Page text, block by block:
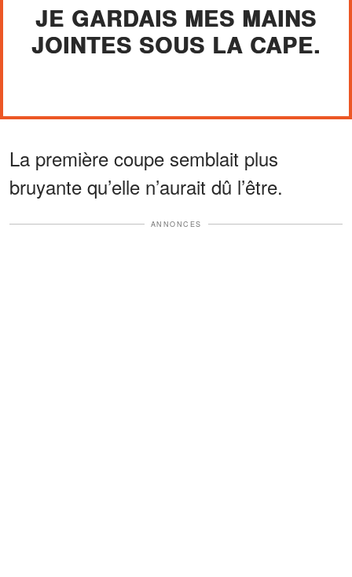
JE GARDAIS MES MAINS
JOINTES SOUS LA CAPE.
La première coupe semblait plus
bruyante qu’elle n’aurait dû l’être.
ANNONCES